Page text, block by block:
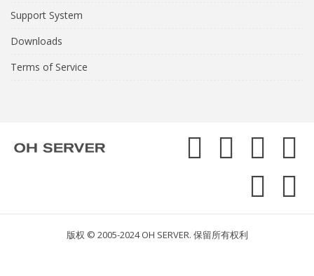
Support System
Downloads
Terms of Service
版权 © 2005-2024 OH SERVER. 保留所有权利